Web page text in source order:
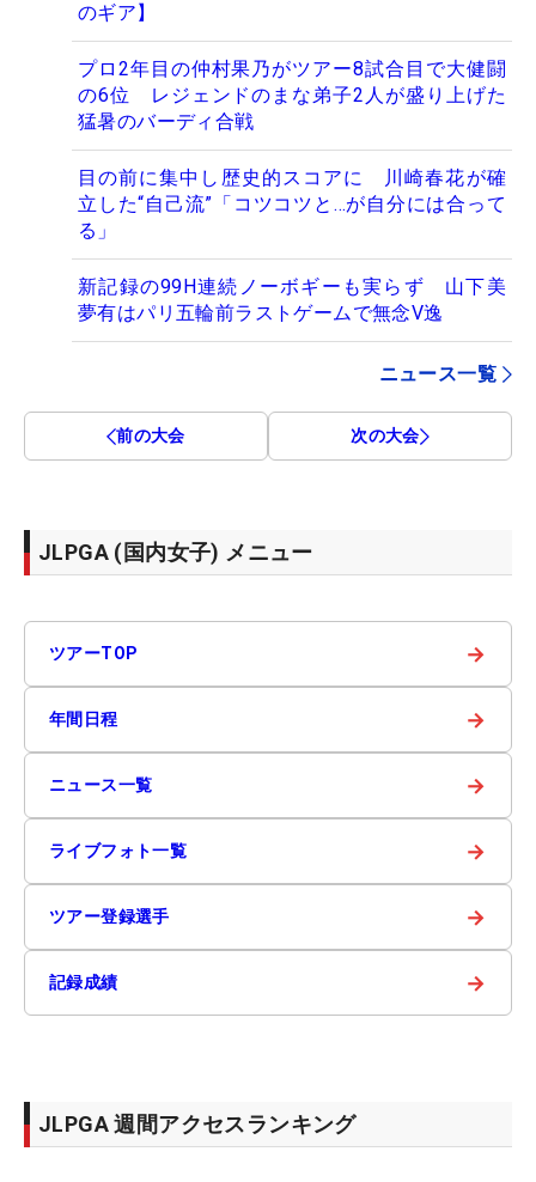
のギア】
プロ2年目の仲村果乃がツアー8試合目で大健闘
の6位 レジェンドのまな弟子2人が盛り上げた
猛暑のバーディ合戦
目の前に集中し歴史的スコアに 川崎春花が確
立した“自己流”「コツコツと…が自分には合って
る」
新記録の99H連続ノーボギーも実らず 山下美
夢有はパリ五輪前ラストゲームで無念V逸
ニュース一覧
前の大会 次の大会
JLPGA (国内女子) メニュー
ツアーTOP →
年間日程 →
ニュース一覧 →
ライブフォト一覧 →
ツアー登録選手 →
記録成績 →
JLPGA 週間アクセスランキング